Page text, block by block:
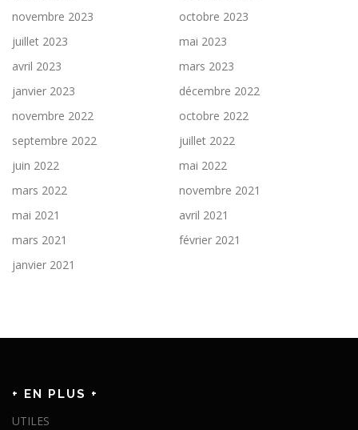
novembre 2023
octobre 2023
juillet 2023
mai 2023
avril 2023
mars 2023
janvier 2023
décembre 2022
novembre 2022
octobre 2022
septembre 2022
juillet 2022
juin 2022
mai 2022
mars 2022
novembre 2021
mai 2021
avril 2021
mars 2021
février 2021
janvier 2021
+ EN PLUS +
UTILES